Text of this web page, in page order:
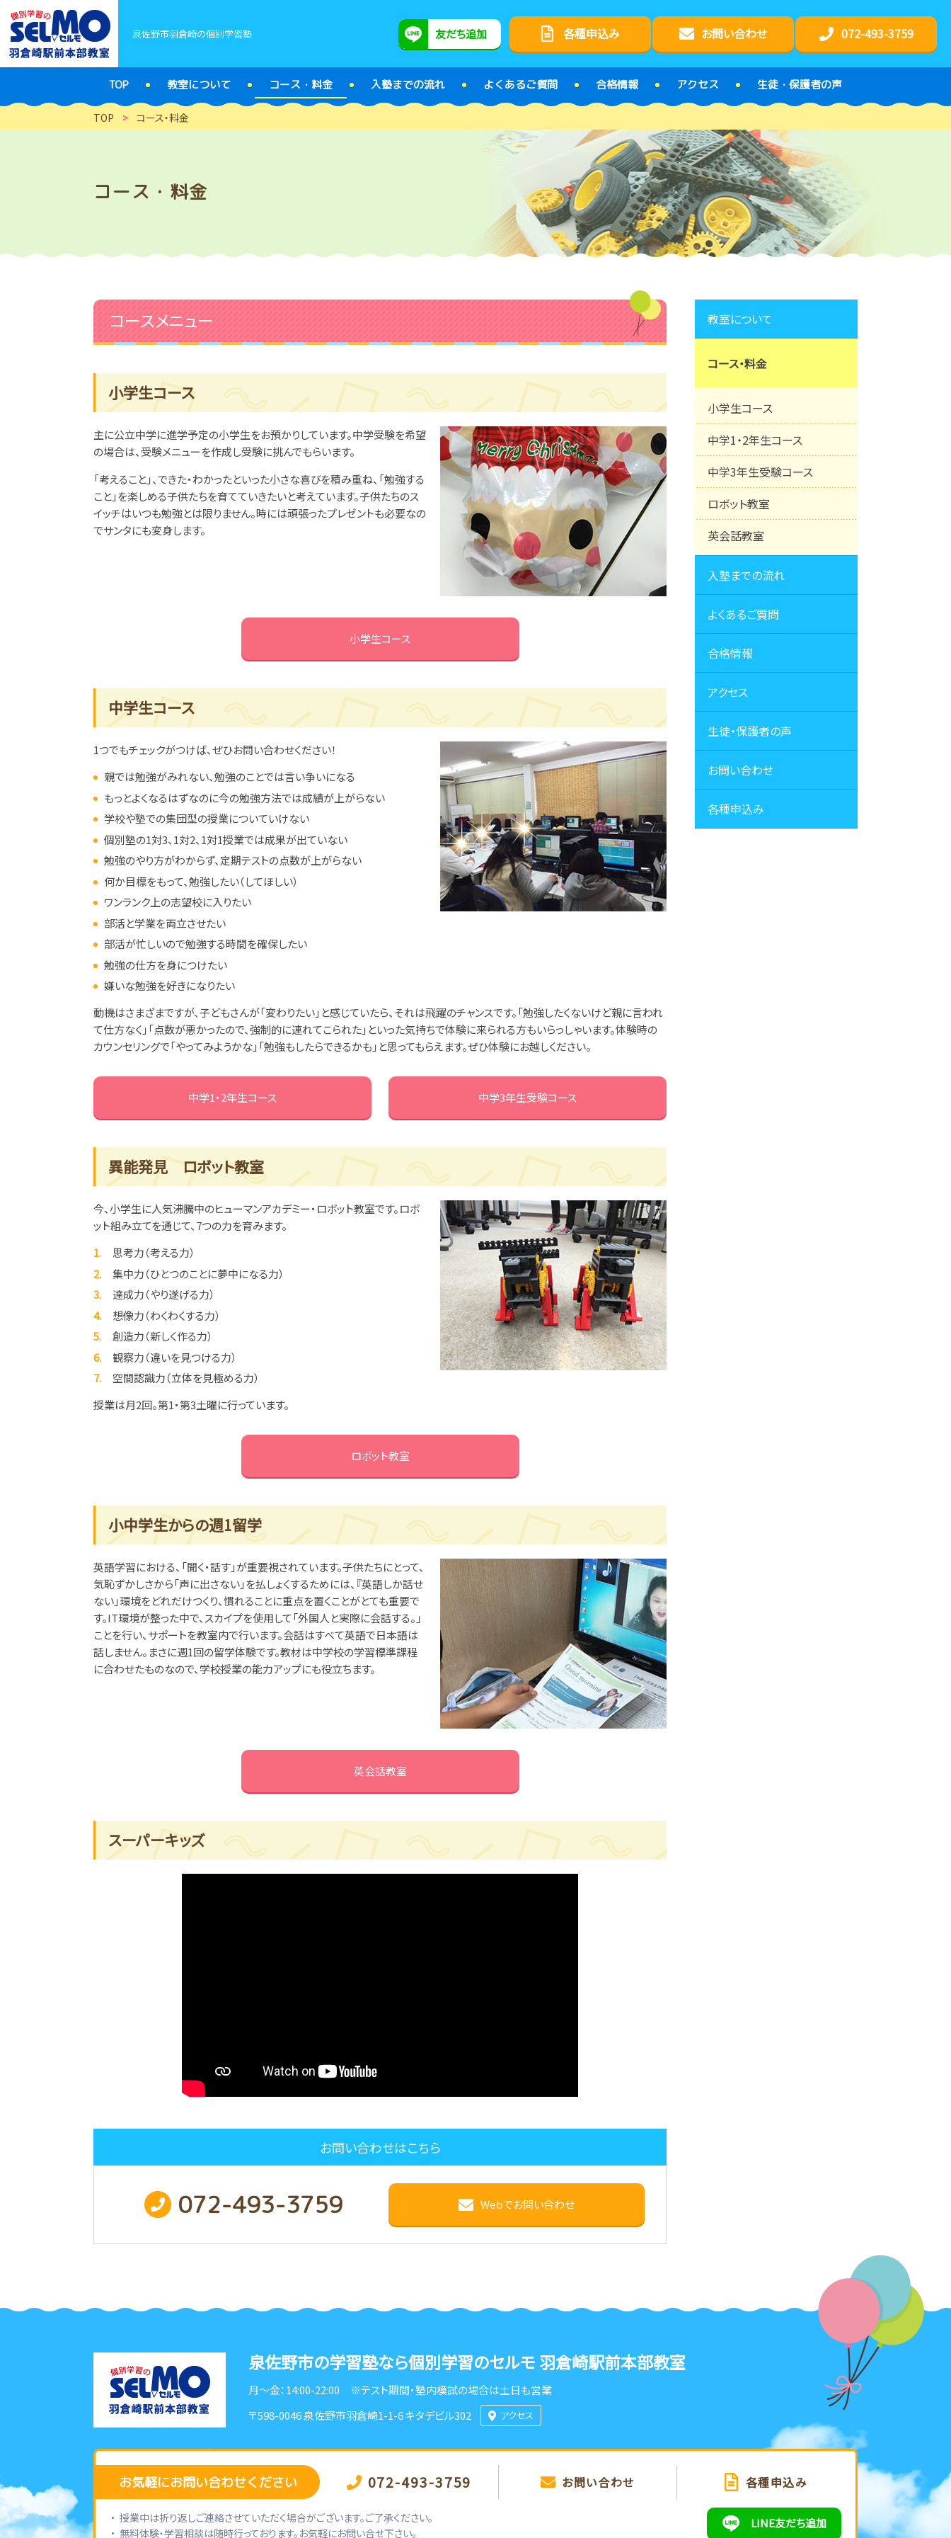
泉佐野市羽倉崎の個別学習塾 友だち追加 各種申込み お問い合わせ 072-493-3759
TOP 教室について コース・料金 入塾までの流れ よくあるご質問 合格情報 アクセス 生徒・保護者の声
TOP > コース・料金
コース・料金
コースメニュー
小学生コース
主に公立中学に進学予定の小学生をお預かりしています。中学受験を希望
の場合は、受験メニューを作成し受験に挑んでもらいます。
「考えること」、できた・わかったといった小さな喜びを積み重ね、「勉強する
こと」を楽しめる子供たちを育てていきたいと考えています。子供たちのス
イッチはいつも勉強とは限りません。時には頑張ったプレゼントも必要なの
でサンタにも変身します。
小学生コース
中学生コース
1つでもチェックがつけば、ぜひお問い合わせください！
親では勉強がみれない、勉強のことでは言い争いになる
もっとよくなるはずなのに今の勉強方法では成績が上がらない
学校や塾での集団型の授業についていけない
個別塾の1対3、1対2、1対1授業では成果が出ていない
勉強のやり方がわからず、定期テストの点数が上がらない
何か目標をもって、勉強したい（してほしい）
ワンランク上の志望校に入りたい
部活と学業を両立させたい
部活が忙しいので勉強する時間を確保したい
勉強の仕方を身につけたい
嫌いな勉強を好きになりたい
動機はさまざまですが、子どもさんが「変わりたい」と感じていたら、それは飛躍のチャンスです。「勉強したくないけど親に言われ
て仕方なく」「点数が悪かったので、強制的に連れてこられた」といった気持ちで体験に来られる方もいらっしゃいます。体験時の
カウンセリングで「やってみようかな」「勉強もしたらできるかも」と思ってもらえます。ぜひ体験にお越しください。
中学1・2年生コース 中学3年生受験コース
異能発見 ロボット教室
今、小学生に人気沸騰中のヒューマンアカデミー・ロボット教室です。ロボ
ット組み立てを通じて、7つの力を育みます。
思考力（考える力）
集中力（ひとつのことに夢中になる力）
達成力（やり遂げる力）
想像力（わくわくする力）
創造力（新しく作る力）
観察力（違いを見つける力）
空間認識力（立体を見極める力）
授業は月2回。第1・第3土曜に行っています。
ロボット教室
小中学生からの週1留学
英語学習における、「聞く・話す」が重要視されています。子供たちにとって、
気恥ずかしさから「声に出さない」を払しょくするためには、『英語しか話せ
ない」環境をどれだけつくり、慣れることに重点を置くことがとても重要で
す。IT環境が整った中で、スカイプを使用して「外国人と実際に会話する。」
ことを行い、サポートを教室内で行います。会話はすべて英語で日本語は
話しません。まさに週1回の留学体験です。教材は中学校の学習標準課程
に合わせたものなので、学校授業の能力アップにも役立ちます。
英会話教室
スーパーキッズ
お問い合わせはこちら
072-493-3759 Webでお問い合わせ
教室について
コース・料金
小学生コース
中学1・2年生コース
中学3年生受験コース
ロボット教室
英会話教室
入塾までの流れ
よくあるご質問
合格情報
アクセス
生徒・保護者の声
お問い合わせ
各種申込み
泉佐野市の学習塾なら個別学習のセルモ 羽倉崎駅前本部教室
月〜金：14:00-22:00 ※テスト期間・塾内模試の場合は土日も営業
〒598-0046泉佐野市羽倉崎1-1-6 キタデビル302 アクセス
お気軽にお問い合わせください 072-493-3759 お問い合わせ 各種申込み
授業中は折り返しご連絡させていただく場合がございます。ご了承ください。
無料体験・学習相談は随時行っております。お気軽にお問い合せ下さい。
LINE友だち追加